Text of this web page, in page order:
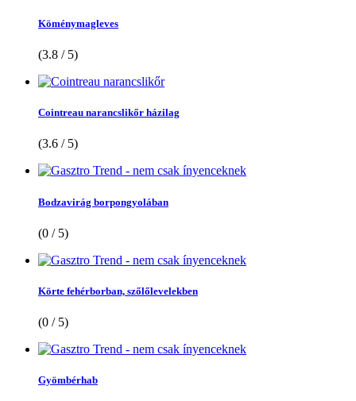
Köménymagleves
(3.8 / 5)
Cointreau narancslikőr házilag
(3.6 / 5)
Bodzavirág borpongyolában
(0 / 5)
Körte fehérborban, szőlőlevelekben
(0 / 5)
Gyömbérhab